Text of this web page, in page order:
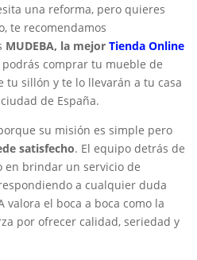
una reforma, pero quieres
te recomendamos
MUDEBA, la mejor Tienda Online
podrás comprar tu mueble de
tu sillón y te lo llevarán a tu casa
de España.
su misión es simple pero
satisfecho. El equipo detrás de
en brindar un servicio de
a cualquier duda
valora el boca a boca como la
por ofrecer calidad, seriedad y